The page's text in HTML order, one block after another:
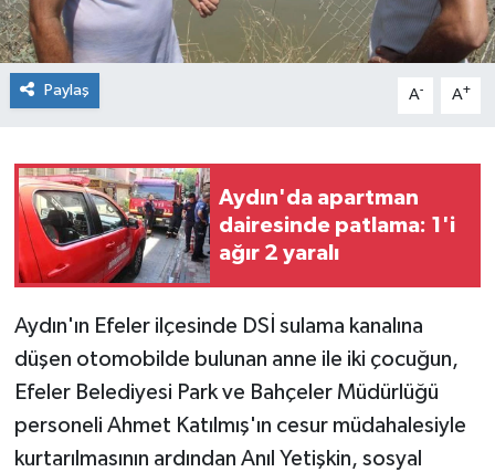
Paylaş A- A+
Aydın'da apartman
dairesinde patlama: 1'i
ağır 2 yaralı
Aydın'ın Efeler ilçesinde DSİ sulama kanalına
düşen otomobilde bulunan anne ile iki çocuğun,
Efeler Belediyesi Park ve Bahçeler Müdürlüğü
personeli Ahmet Katılmış'ın cesur müdahalesiyle
kurtarılmasının ardından Anıl Yetişkin, sosyal